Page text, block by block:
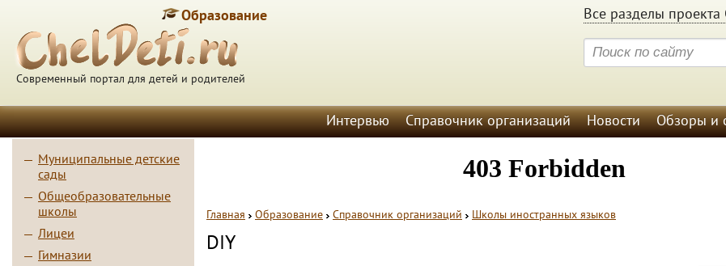
Современный портал для детей и родителей
Все разделы проекта
Образование
Интервью Справочник организаций Новости Обзоры и
Муниципальные детские
сады
Общеобразовательные
школы
Лицеи
Гимназии
Главная Образование Справочник организаций Школы иностранных языков
DIY